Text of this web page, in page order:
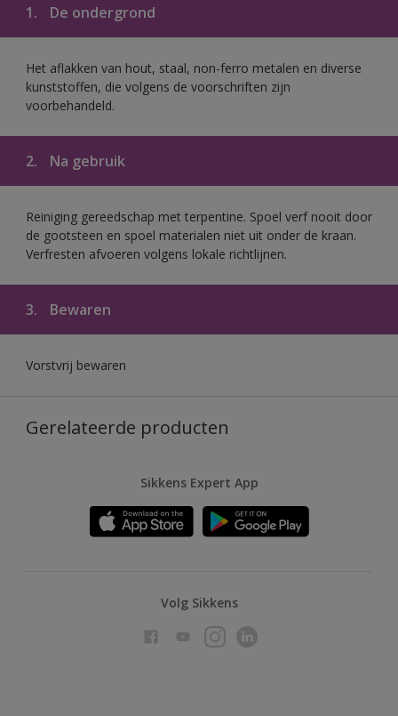
1. De ondergrond
Het aflakken van hout, staal, non-ferro metalen en diverse
kunststoffen, die volgens de voorschriften zijn
voorbehandeld.
2. Na gebruik
Reiniging gereedschap met terpentine. Spoel verf nooit door
de gootsteen en spoel materialen niet uit onder de kraan.
Verfresten afvoeren volgens lokale richtlijnen.
3. Bewaren
Vorstvrij bewaren
Gerelateerde producten
Sikkens Expert App
Volg Sikkens